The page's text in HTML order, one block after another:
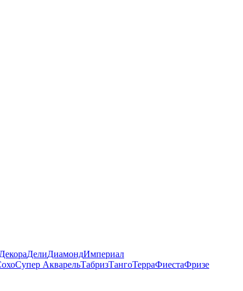
ДекораДелиДиамондИмпериал
Супер АкварельТабризТангоТерраФиестаФризе